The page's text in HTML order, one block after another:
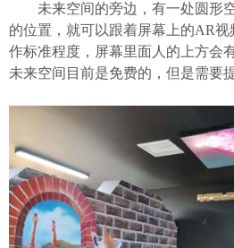
未来空间的旁边，有一处圆形
的位置，就可以跟着屏幕上的AR
作标准程度，屏幕里面人的上方会
未来空间目前是免费的，但是需要